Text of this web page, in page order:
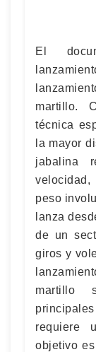
El
martillo.
técnica
la mayor
jabalina
peso
lanza
de un
giros y
martillo
requiere
objetivo